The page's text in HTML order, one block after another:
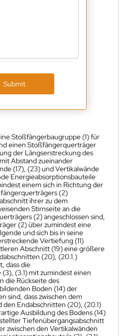
Submit
Stoßfängerbaugruppe (1) für
einen Stoßfängerquerträger
der Längserstreckung des
Abstand zueinander
(17), (23) und Vertikalwände
Energieabsorptionsbauteile
einem sich in Richtung der
(2)
ihrer zu dem
Stirnseite an die
(2) angeschlossen sind,
(2) über zumindest eine
und sich bis in seine
Vertiefung (11)
Abschnitt (19) eine größere
(20), (20.1.)
dass die
(3.1) mit zumindest einen
die Rückseite des
Boden (14) der
sind, dass zwischen dem
Endabschnitten (20), (20.1)
Ausbildung des Bodens (14)
Tiefenübergangsabschnitt
zwischen den Vertikalwänden